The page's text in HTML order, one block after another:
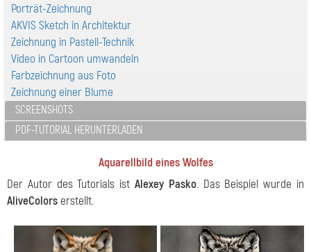
Porträt-Zeichnung
AKVIS Sketch in Architektur
Zeichnung in Pastell-Technik
Video in Cartoon umwandeln
Farbzeichnung aus Foto
Zeichnung einer Blume
SCREENSHOTS
PDF-TUTORIAL HERUNTERLADEN
Aquarellbild eines Wolfes
Der Autor des Tutorials ist Alexey Pasko. Das Beispiel wurde in
AliveColors erstellt.